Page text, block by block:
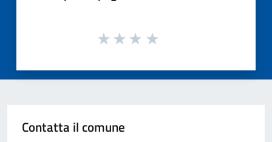
Contatta il comune